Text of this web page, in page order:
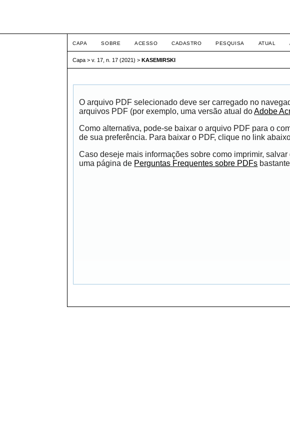
CAPA SOBRE ACESSO CADASTRO PESQUISA ATUAL
Capa >v. 17, n. 17 (2021) >KASEMIRSKI
O arquivo PDF selecionado deve ser carregado no
arquivos PDF (por exemplo, uma versão atual doAdobe
Como alternativa, pode-se baixar o arquivo PDF para o
de sua preferência. Para baixar o PDF, clique no link
Caso deseje mais informações sobre como imprimir,
uma página de Perguntas Frequentes sobre PDFs